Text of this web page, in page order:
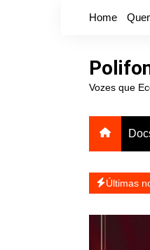
Home
Vozes que
Últimas